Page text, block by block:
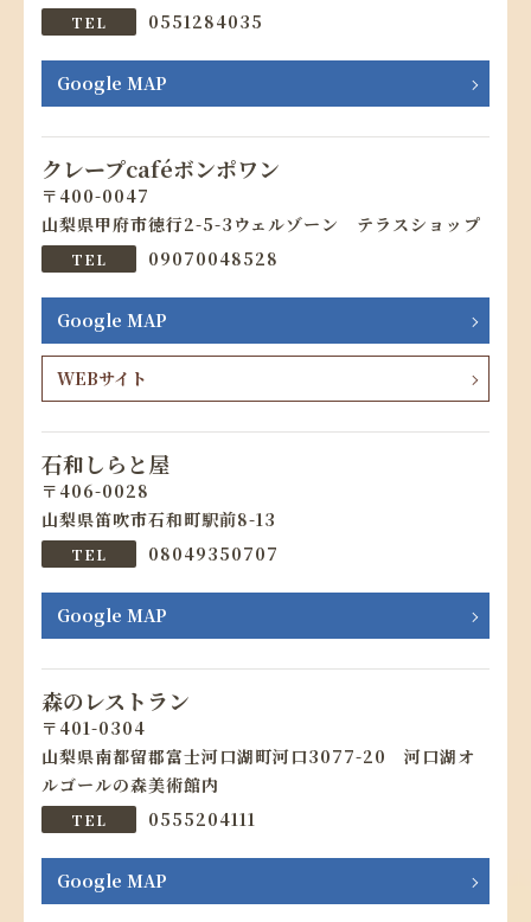
0551284035
Google MAP
クレープcaféボンポワン
400-0047
山梨県甲府市徳行2-5-3ウェルゾーン テラスショップ
09070048528
Google MAP
WEBサイト
石和しらと屋
406-0028
山梨県笛吹市石和町駅前8-13
08049350707
Google MAP
森のレストラン
401-0304
山梨県南都留郡富士河口湖町河口3077-20 河口湖オ
ルゴールの森美術館内
0555204111
Google MAP